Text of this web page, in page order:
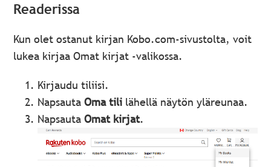
Readerissa
Kun olet ostanut kirjan Kobo.com-sivustolta, voit
lukea kirjaa Omat kirjat -valikossa.
Kirjaudu tiliisi.
NapsautaOma tili lähellä näytön yläreunaa.
NapsautaOmat kirjat.